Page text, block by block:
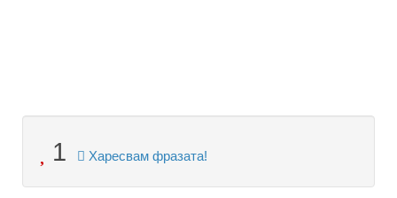
1 Харесвам фразата!